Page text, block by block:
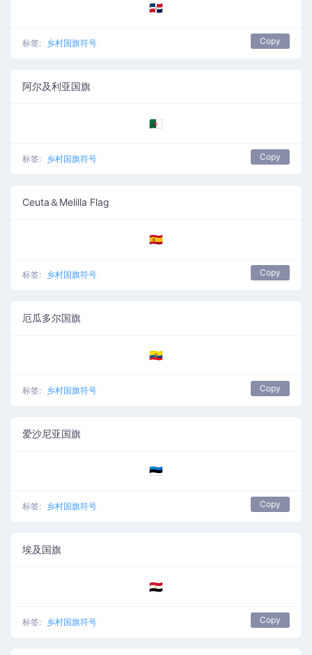
🇩🇴
标签: 乡村国旗符号 Copy
阿尔及利亚国旗
🇩🇿
标签: 乡村国旗符号 Copy
Ceuta＆Melilla Flag
🇪🇦
标签: 乡村国旗符号 Copy
厄瓜多尔国旗
🇪🇨
标签: 乡村国旗符号 Copy
爱沙尼亚国旗
🇪🇪
标签: 乡村国旗符号 Copy
埃及国旗
🇪🇬
标签: 乡村国旗符号 Copy